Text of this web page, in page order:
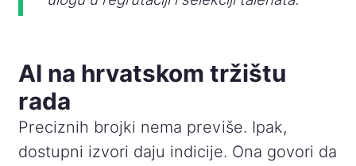
AI na hrvatskom tržištu
rada
Preciznih brojki nema previše. Ipak,
dostupni izvori daju indicije. Ona govori da